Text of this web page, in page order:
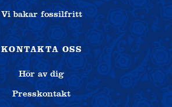
Vi bakar fossilfritt
KONTAKTA OSS
Hör av dig
Presskontakt